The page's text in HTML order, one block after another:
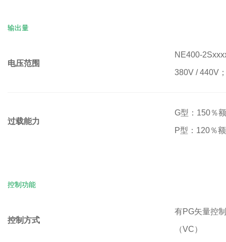
输出量
电压范围
NE400-
380V / 440V
过载能力
G型：150％
P型：120％
控制功能
控制方式
有PG矢量控制
（VC）